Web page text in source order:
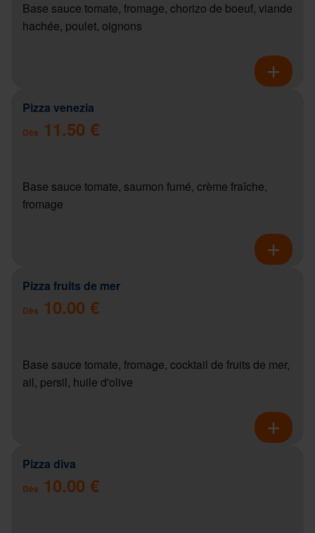
Base sauce tomate, fromage, chorizo de boeuf, viande
hachée, poulet, oignons
Pizza venezia
Dès 11.50 €
Base sauce tomate, saumon fumé, crème fraîche,
fromage
Pizza fruits de mer
Dès 10.00 €
Base sauce tomate, fromage, cocktail de fruits de mer,
ail, persil, huile d'olive
Pizza diva
Dès 10.00 €